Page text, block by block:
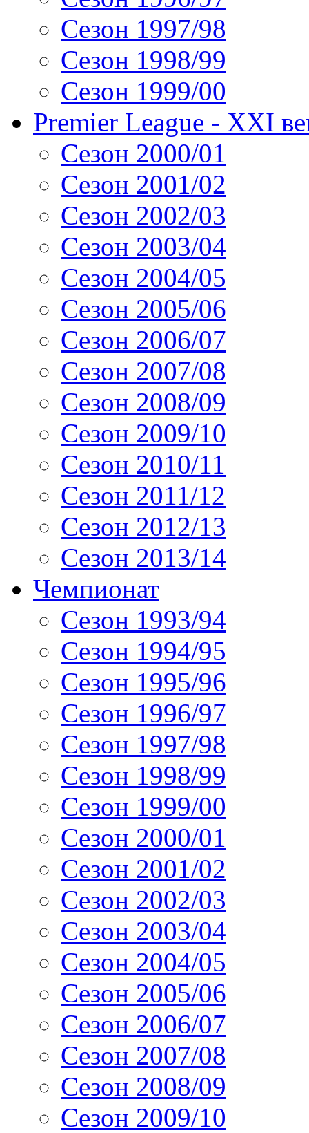
Сезон 1997/98
Сезон 1998/99
Сезон 1999/00
Premier League - XXI
Сезон 2000/01
Сезон 2001/02
Сезон 2002/03
Сезон 2003/04
Сезон 2004/05
Сезон 2005/06
Сезон 2006/07
Сезон 2007/08
Сезон 2008/09
Сезон 2009/10
Сезон 2010/11
Сезон 2011/12
Сезон 2012/13
Сезон 2013/14
Чемпионат
Сезон 1993/94
Сезон 1994/95
Сезон 1995/96
Сезон 1996/97
Сезон 1997/98
Сезон 1998/99
Сезон 1999/00
Сезон 2000/01
Сезон 2001/02
Сезон 2002/03
Сезон 2003/04
Сезон 2004/05
Сезон 2005/06
Сезон 2006/07
Сезон 2007/08
Сезон 2008/09
Сезон 2009/10